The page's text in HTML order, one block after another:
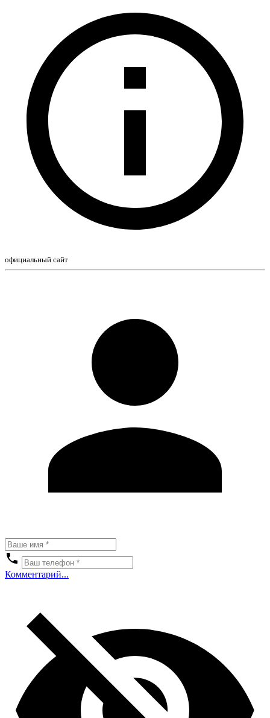
официальный сайт
Комментарий...